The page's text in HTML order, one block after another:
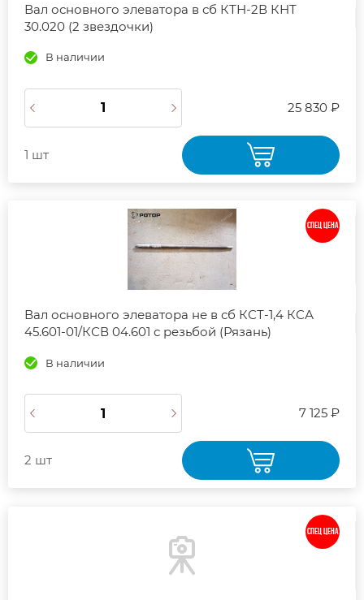
Вал основного элеватора в сб КТН-2В КНТ
30.020 (2 звездочки)
В наличии
25 830 ₽
1 шт
СПЕЦ ЦЕНА
Вал основного элеватора не в сб КСТ-1,4 КСА
45.601-01/КСВ 04.601 с резьбой (Рязань)
В наличии
7 125 ₽
2 шт
СПЕЦ ЦЕНА